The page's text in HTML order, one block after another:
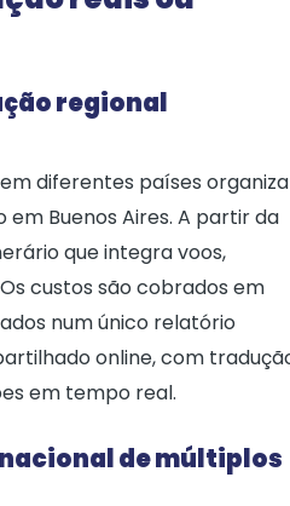
regional
diferentes países organiza
Buenos Aires. A partir da
que integra voos,
custos são cobrados em
num único relatório
online, com
em tempo real.
de múltiplos